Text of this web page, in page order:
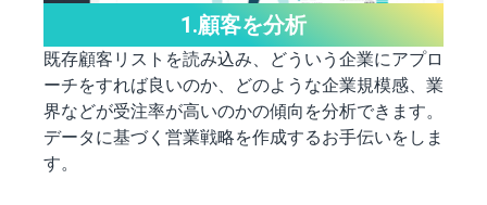
1.顧客を分析
既存顧客リストを読み込み、どういう企業にアプロ
ーチをすれば良いのか、どのような企業規模感、業
界などが受注率が高いのかの傾向を分析できます。
データに基づく営業戦略を作成するお手伝いをしま
す。